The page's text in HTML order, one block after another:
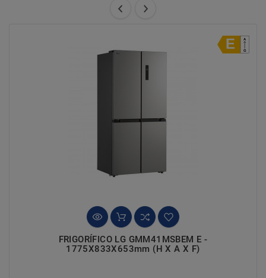
FRIGORÍFICO LG GMM41MSBEM E -
1775X833X653mm (h X A X F)